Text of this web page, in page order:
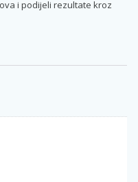
i podijeli rezultate kroz